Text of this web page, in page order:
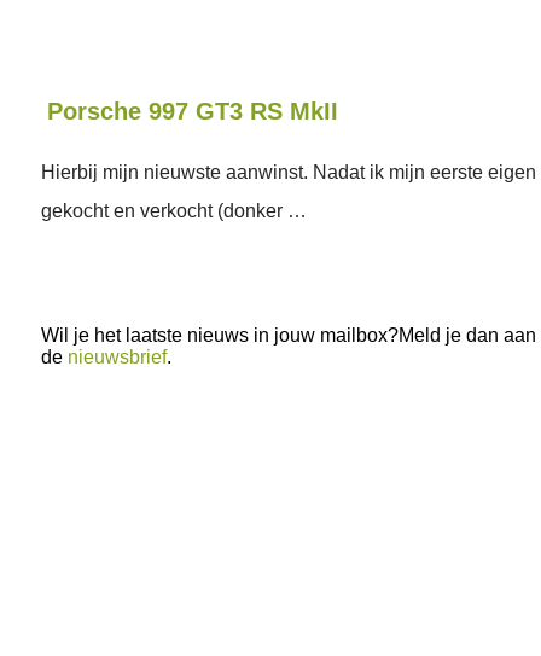
Porsche 997 GT3 RS MkII
Hierbij mijn nieuwste aanwinst. Nadat ik mijn eerste
gekocht en verkocht (donker …
Wil je het laatste nieuws in jouw mailbox?Meld je dan aan
de nieuwsbrief.